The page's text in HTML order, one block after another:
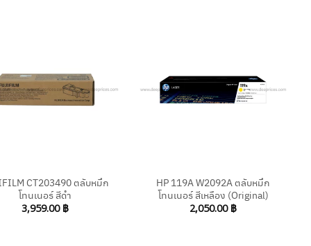
CT203490 ตลับหมึก
โทนเนอร์ สีดำ
3,959.00 ฿
HP 119A W2092A ตลับหมึก
โทนเนอร์ สีเหลือง (Original)
2,050.00 ฿